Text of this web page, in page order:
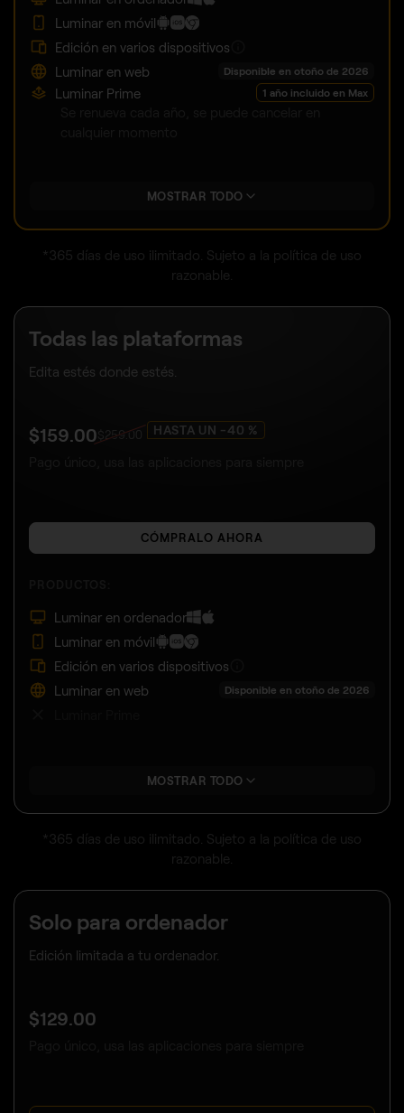
Solo para ordenador
Edición limitada a tu ordenador.
$129.00
Luminar en móvil
Edición en varios dispositivos
Luminar en web
Disponible en otoño de 2026
Luminar Prime 1 año incluido en Max
MOSTRAR TODO
*365 días de uso ilimitado. Sujeto a la política de uso
razonable.
Todas las plataformas
Edita estés donde estés.
$159.00 259.00 HASTA UN -40 %
CÓMPRALO AHORA
Luminar en ordenador
Luminar en móvil
Edición en varios dispositivos
Luminar en web
Disponible en otoño de 2026
MOSTRAR TODO
*365 días de uso ilimitado. Sujeto a la política de uso
razonable.